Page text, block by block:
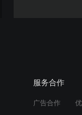
服务合作
广告合作